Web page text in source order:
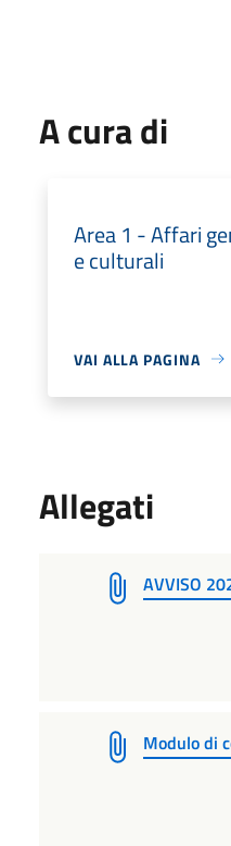
A cura di
Area 1 - Affari
e culturali
VAI ALLA PAGINA
Allegati
AVVISO
Modulo di